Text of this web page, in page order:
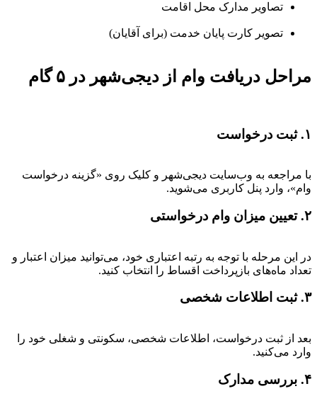
تصاویر مدارک محل اقامت
تصویر کارت پایان خدمت (برای آقایان)
مراحل دریافت وام از دیجی‌شهر در ۵ گام
۱. ثبت درخواست
با مراجعه به وب‌سایت دیجی‌شهر و کلیک روی «گزینه درخواست
وام»، وارد پنل کاربری می‌شوید.
۲. تعیین میزان وام درخواستی
در این مرحله با توجه به رتبه اعتباری خود، می‌توانید میزان اعتبار و
تعداد ماه‌های بازپرداخت اقساط را انتخاب کنید.
۳. ثبت اطلاعات شخصی
بعد از ثبت درخواست، اطلاعات شخصی، سکونتی و شغلی خود را
وارد می‌کنید.
۴. بررسی مدارک